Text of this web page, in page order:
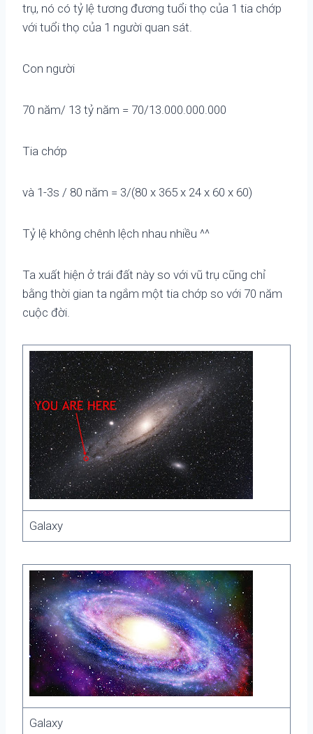
trụ, nó có tỷ lệ tương đương tuổi thọ của 1 tia chớp
với tuổi thọ của 1 người quan sát.
Con người
70 năm/ 13 tỷ năm = 70/13.000.000.000
Tia chớp
và 1-3s / 80 năm = 3/(80 x 365 x 24 x 60 x 60)
Tỷ lệ không chênh lệch nhau nhiều ^^
Ta xuất hiện ở trái đất này so với vũ trụ cũng chỉ
bằng thời gian ta ngắm một tia chớp so với 70 năm
cuộc đời.
Galaxy
Galaxy